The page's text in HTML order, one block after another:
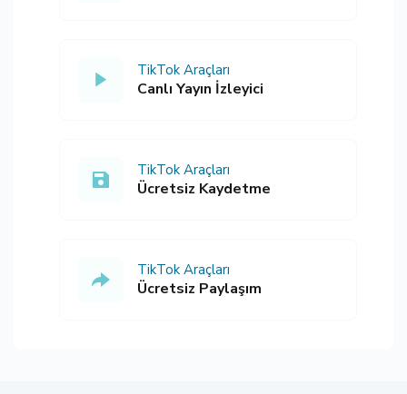
TikTok Araçları
Canlı Yayın İzleyici
TikTok Araçları
Ücretsiz Kaydetme
TikTok Araçları
Ücretsiz Paylaşım